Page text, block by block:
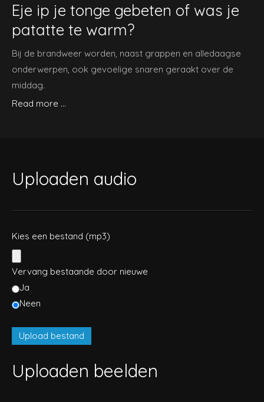
Eje ip je tonge gebeten of was je
patatte te warm?
Bij de brandweer worden, naast grappen en alledaagse
onderwerpen, ook gevoelige snaren geraakt over de
middag.
Read more ...
Uploaden audio
Kies een bestand (mp3)
Vervang bestaande door nieuwe
Ja
Neen
Uploaden beelden